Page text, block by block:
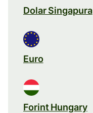
Dolar Singapura
Euro
Forint Hungary